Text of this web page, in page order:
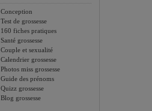
Conception
Test de grossesse
160 fiches pratiques
Santé grossesse
Couple et sexualité
Calendrier grossesse
Photos miss grossesse
Guide des prénoms
Quizz grossesse
Blog grossesse